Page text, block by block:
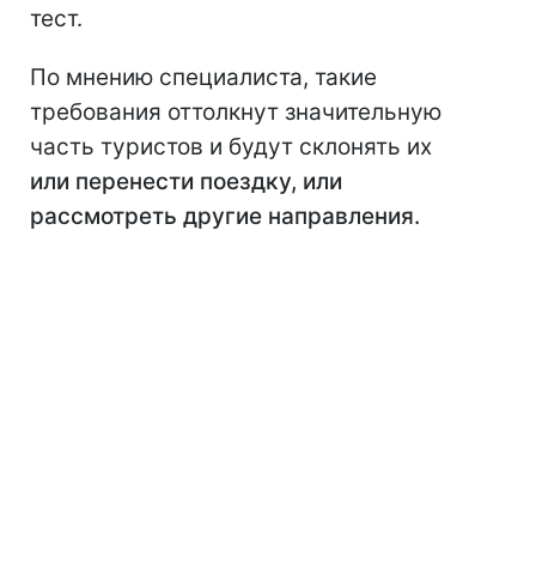
тест.
По мнению специалиста, такие
требования оттолкнут значительную
часть туристов и будут склонять их
или перенести поездку, или
рассмотреть другие направления.